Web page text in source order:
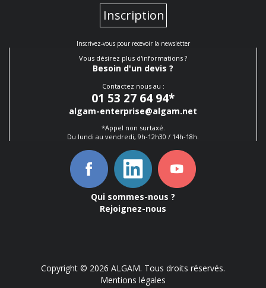
Inscription
Inscrivez-vous pour recevoir la newsletter
Vous désirez plus d'informations ?
Besoin d'un devis ?
Contactez nous au :
01 53 27 64 94*
algam-enterprise@algam.net
*Appel non surtaxé.
Du lundi au vendredi, 9h-12h30 / 14h-18h.
Qui sommes-nous ?
Rejoignez-nous
Copyright © 2026 ALGAM. Tous droits réservés.
Mentions légales